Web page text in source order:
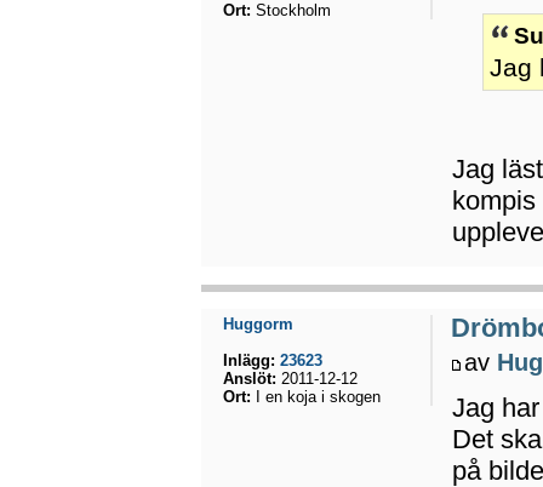
Jag
Jag
Ort: Stockholm
av
Jag
Det
på
Huggorm
Inlägg: 23623
Anslöt: 2011-12-12
Ort: I en koja i skogen